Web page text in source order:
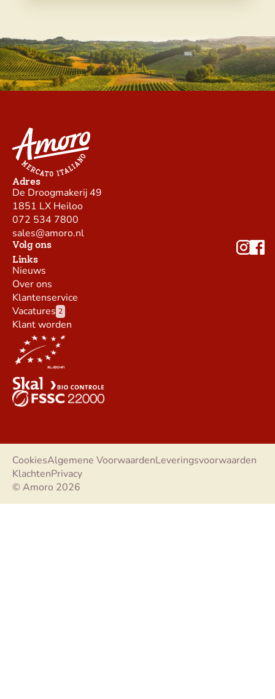
Adres
De Droogmakerij 49
1851 LX Heiloo
072 534 7800
sales@amoro.nl
Volg ons
Links
Nieuws
Over ons
Klantenservice
Vacatures 2
Klant worden
© Amoro 2026
CookiesAlgemene VoorwaardenLeveringsvoorwaarden
KlachtenPrivacy